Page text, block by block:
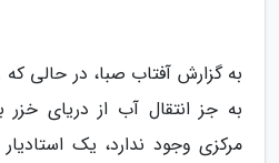
به گزارش آفتاب صبا، در حالی
به جز انتقال آب از دریای
مرکزی وجود ندارد، یک